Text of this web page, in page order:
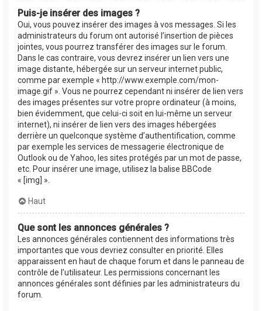
Puis-je insérer des images ?
Oui, vous pouvez insérer des images à vos messages. Si les
administrateurs du forum ont autorisé l’insertion de pièces
jointes, vous pourrez transférer des images sur le forum.
Dans le cas contraire, vous devrez insérer un lien vers une
image distante, hébergée sur un serveur internet public,
comme par exemple « http://www.exemple.com/mon-
image.gif ». Vous ne pourrez cependant ni insérer de lien vers
des images présentes sur votre propre ordinateur (à moins,
bien évidemment, que celui-ci soit en lui-même un serveur
internet), ni insérer de lien vers des images hébergées
derrière un quelconque système d’authentification, comme
par exemple les services de messagerie électronique de
Outlook ou de Yahoo, les sites protégés par un mot de passe,
etc. Pour insérer une image, utilisez la balise BBCode
« [img] ».
Haut
Que sont les annonces générales ?
Les annonces générales contiennent des informations très
importantes que vous devriez consulter en priorité. Elles
apparaissent en haut de chaque forum et dans le panneau de
contrôle de l’utilisateur. Les permissions concernant les
annonces générales sont définies par les administrateurs du
forum.